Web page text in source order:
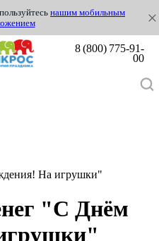
нашим мобильным
8 (800) 775-91-
00
На игрушки"
"С Днём